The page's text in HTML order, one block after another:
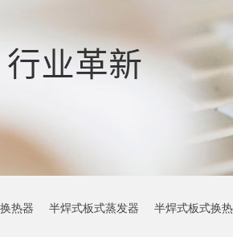
热器 半焊式板式蒸发器 半焊式板式换